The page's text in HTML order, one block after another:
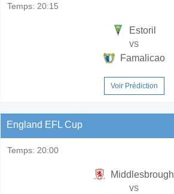
Temps: 20:15
Estoril
vs
Famalicao
Voir Prédiction
England EFL Cup
Temps: 20:00
Middlesbrough
vs